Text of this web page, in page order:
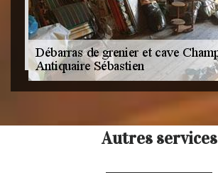
Autres services